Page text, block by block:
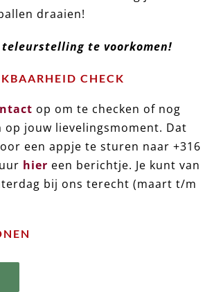
draaien!
te voorkomen!
CHECK
op om te checken of nog
op jouw lievelingsmoment. Dat
een appje te sturen naar +316
hier een berichtje. Je kunt van
bij ons terecht (maart t/m